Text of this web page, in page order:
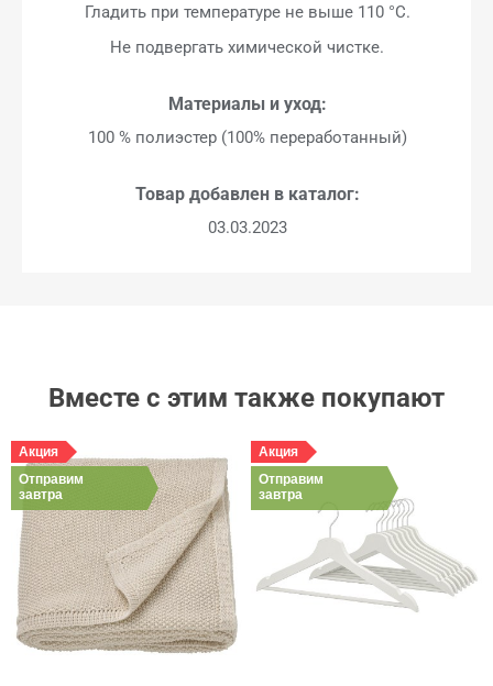
Гладить при температуре не выше 110 °C.
Не подвергать химической чистке.
Материалы и уход:
100 % полиэстер (100% переработанный)
Товар добавлен в каталог:
03.03.2023
Вместе с этим также покупают
Акция
Отправим
завтра
Акция
Отправим
завтра